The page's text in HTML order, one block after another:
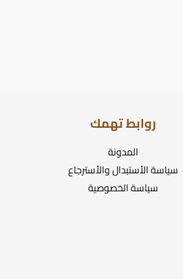
روابط تهمك
المدونة
سياسة الأستبدال والأسترجاع
سياسة الخصوصية